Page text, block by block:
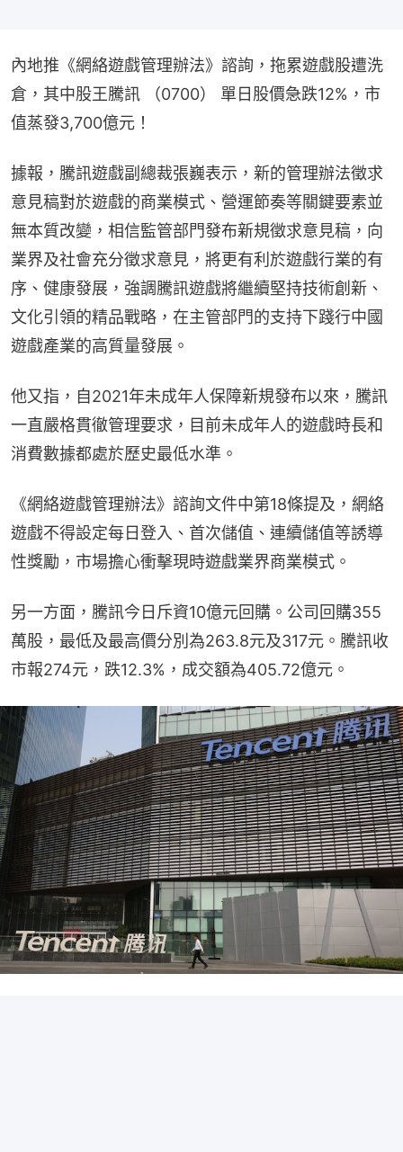
內地推《網絡遊戲管理辦法》諮詢，拖累遊戲股遭洗
倉，其中股王騰訊 （0700） 單日股價急跌12%，市
值蒸發3,700億元！
據報，騰訊遊戲副總裁張巍表示，新的管理辦法徵求
意見稿對於遊戲的商業模式、營運節奏等關鍵要素並
無本質改變，相信監管部門發布新規徵求意見稿，向
業界及社會充分徵求意見，將更有利於遊戲行業的有
序、健康發展，強調騰訊遊戲將繼續堅持技術創新、
文化引領的精品戰略，在主管部門的支持下踐行中國
遊戲產業的高質量發展。
他又指，自2021年未成年人保障新規發布以來，騰訊
一直嚴格貫徹管理要求，目前未成年人的遊戲時長和
消費數據都處於歷史最低水準。
《網絡遊戲管理辦法》諮詢文件中第18條提及，網絡
遊戲不得設定每日登入、首次儲值、連續儲值等誘導
性獎勵，市場擔心衝擊現時遊戲業界商業模式。
另一方面，騰訊今日斥資10億元回購。公司回購355
萬股，最低及最高價分別為263.8元及317元。騰訊收
市報274元，跌12.3%，成交額為405.72億元。